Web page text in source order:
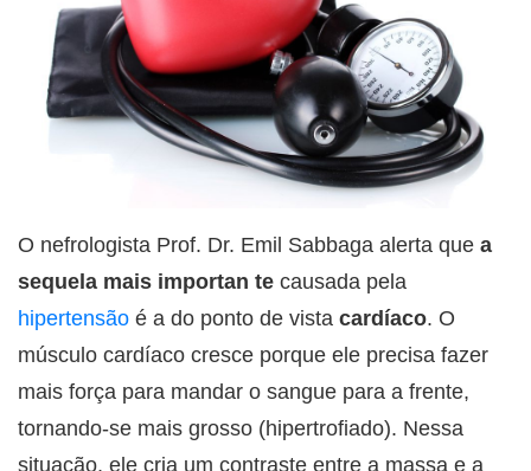
O nefrologista Prof. Dr. Emil Sabbaga alerta que a
sequela mais importan te causada pela
hipertensão é a do ponto de vista cardíaco. O
músculo cardíaco cresce porque ele precisa fazer
mais força para mandar o sangue para a frente,
tornando-se mais grosso (hipertrofiado). Nessa
situação, ele cria um contraste entre a massa e a